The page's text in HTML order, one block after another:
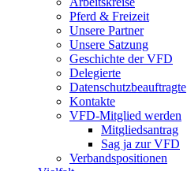
Pferd & Freizeit
Unsere Partner
Unsere Satzung
Geschichte der VFD
Delegierte
Datenschutzbeauftragte
Kontakte
VFD-Mitglied werden
Mitgliedsantrag
Sag ja zur VFD
Verbandspositionen